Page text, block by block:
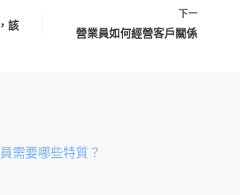
該
下一
營業員如何經營客戶關係
需要哪些特質？